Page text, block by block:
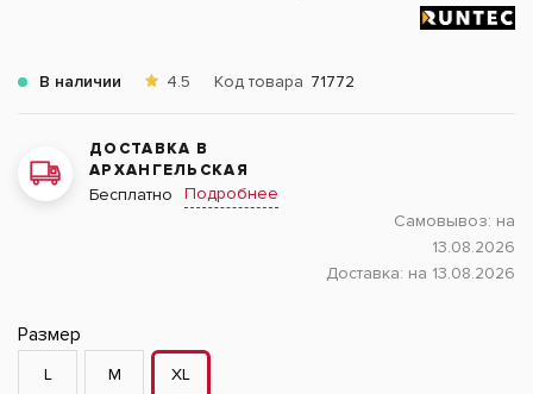
В наличии 4.5 Код товара 71772
ДОСТАВКА В
АРХАНГЕЛЬСКАЯ
Бесплатно
Подробнее
Самовывоз: на
13.08.2026
Доставка: на 13.08.2026
Размер
L M XL